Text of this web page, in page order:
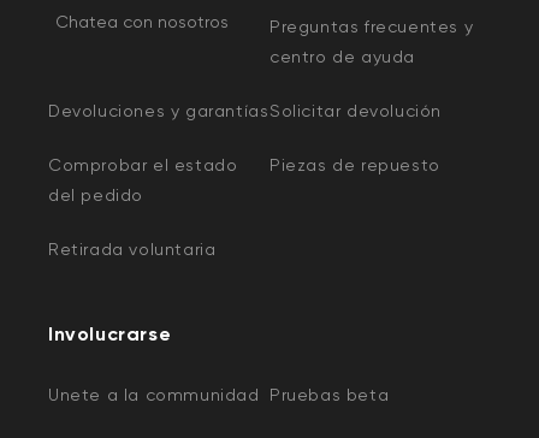
Chatea con nosotros
Preguntas frecuentes y
centro de ayuda
Devoluciones y garantíasSolicitar devolución
Comprobar el estado
del pedido
Piezas de repuesto
Retirada voluntaria
Involucrarse
Unete a la communidad Pruebas beta